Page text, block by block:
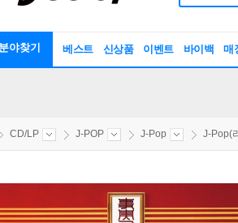
야찾기 베스트 신상품 이벤트 바이백 매
CD/LP J-POP J-Pop J-Pop(